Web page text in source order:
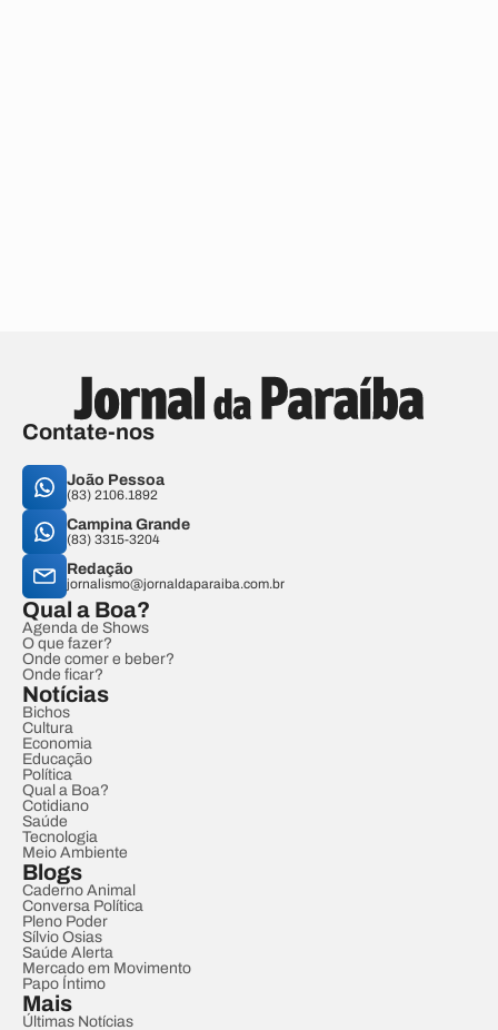
Contate-nos
João Pessoa
(83) 2106.1892
Campina Grande
(83) 3315-3204
Redação
jornalismo@jornaldaparaiba.com.br
Qual a Boa?
Agenda de Shows
O que fazer?
Onde comer e beber?
Onde ficar?
Notícias
Bichos
Cultura
Economia
Educação
Política
Qual a Boa?
Cotidiano
Saúde
Tecnologia
Meio Ambiente
Blogs
Caderno Animal
Conversa Política
Pleno Poder
Sílvio Osias
Saúde Alerta
Mercado em Movimento
Papo Íntimo
Mais
Últimas Notícias